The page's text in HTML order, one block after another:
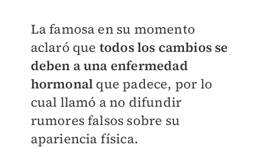
La famosa en su momento
aclaró que todos los cambios se
deben a una enfermedad
hormonal que padece, por lo
cual llamó a no difundir
rumores falsos sobre su
apariencia física.